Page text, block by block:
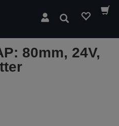
Sök
80mm, 24V,